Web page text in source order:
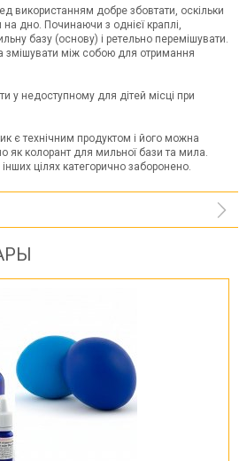
використанням добре збовтати, оскільки
дно. Починаючи з однієї краплі,
базу (основу) і ретельно перемішувати.
змішувати між собою для отримання
у недоступному для дітей місці при
є технічним продуктом і його можна
як колорант для мильної бази та мила.
цілях категорично заборонено.